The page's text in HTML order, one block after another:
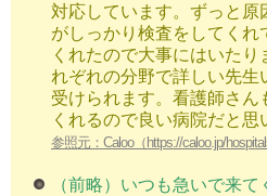
対応しています。ずっと原
がしっかり検査をしてくれ
くれたので大事にはいた
れぞれの分野で詳しい先生
受けられます。看護師さん
くれるので良い病院だと思
参照元：Caloo（https://caloo.jp/
（前略）いつも急いで来